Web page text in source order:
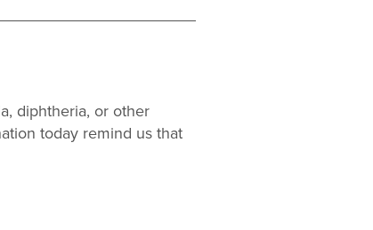
diphtheria, or other
today remind us that